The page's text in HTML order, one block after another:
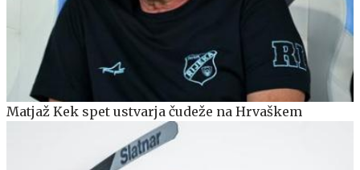
Matjaž Kek spet ustvarja čudeže na Hrvaškem